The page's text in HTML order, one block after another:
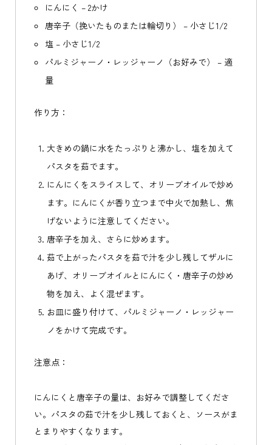
にんにく – 2かけ
唐辛子（挽いたものまたは輪切り） – 小さじ1/2
塩 – 小さじ1/2
パルミジャーノ・レッジャーノ（お好みで） – 適
量
作り方：
大きめの鍋に水をたっぷりと沸かし、塩を加えて
パスタを茹でます。
にんにくをスライスして、オリーブオイルで炒め
ます。にんにくが香り立つまで中火で加熱し、焦
げないように注意してください。
唐辛子を加え、さらに炒めます。
茹で上がったパスタを茹で汁を少し残してザルに
あげ、オリーブオイルとにんにく・唐辛子の炒め
物を加え、よく混ぜます。
お皿に盛り付けて、パルミジャーノ・レッジャー
ノをかけて完成です。
注意点：
にんにくと唐辛子の量は、お好みで調整してくださ
い。パスタの茹で汁を少し残しておくと、ソースがま
とまりやすくなります。